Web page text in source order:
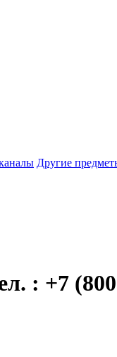
Другие
: +7